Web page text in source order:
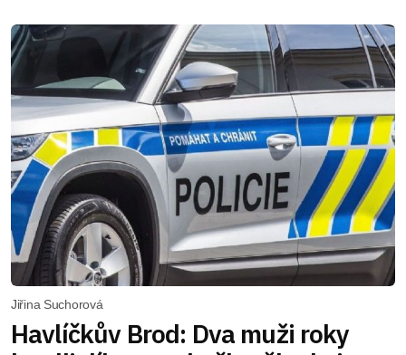
Jiřina Suchorová
Havlíčkův Brod: Dva muži roky